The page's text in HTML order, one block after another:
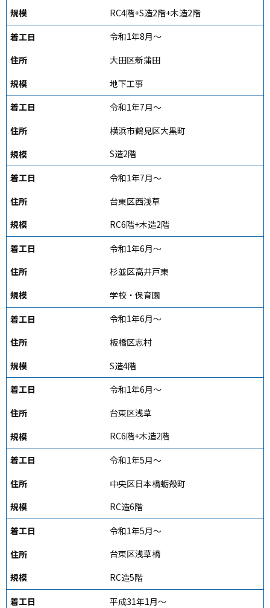
RC4階+S造2階+木造2階
令和1年8月～
大田区新蒲田
地下工事
令和1年7月～
横浜市鶴見区大黒町
S造2階
令和1年7月～
台東区西浅草
RC6階+木造2階
令和1年6月～
杉並区高井戸東
学校・保育園
令和1年6月～
板橋区志村
S造4階
令和1年6月～
台東区浅草
RC6階+木造2階
令和1年5月～
中央区日本橋蛎殻町
RC造6階
令和1年5月～
台東区浅草橋
RC造5階
平成31年1月～